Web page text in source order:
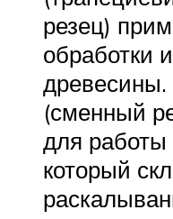
резец)
обработки
(сменный
для
который